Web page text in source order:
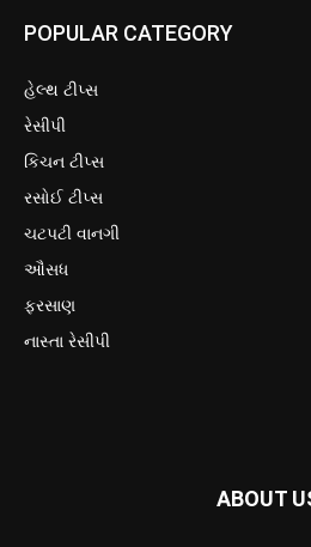
POPULAR CATEGORY
હેલ્થ ટીપ્સ
રેસીપી
કિચન ટીપ્સ
રસોઈ ટીપ્સ
ચટપટી વાનગી
ઔસધ
ફરસાણ
નાસ્તા રેસીપી
ABOUT